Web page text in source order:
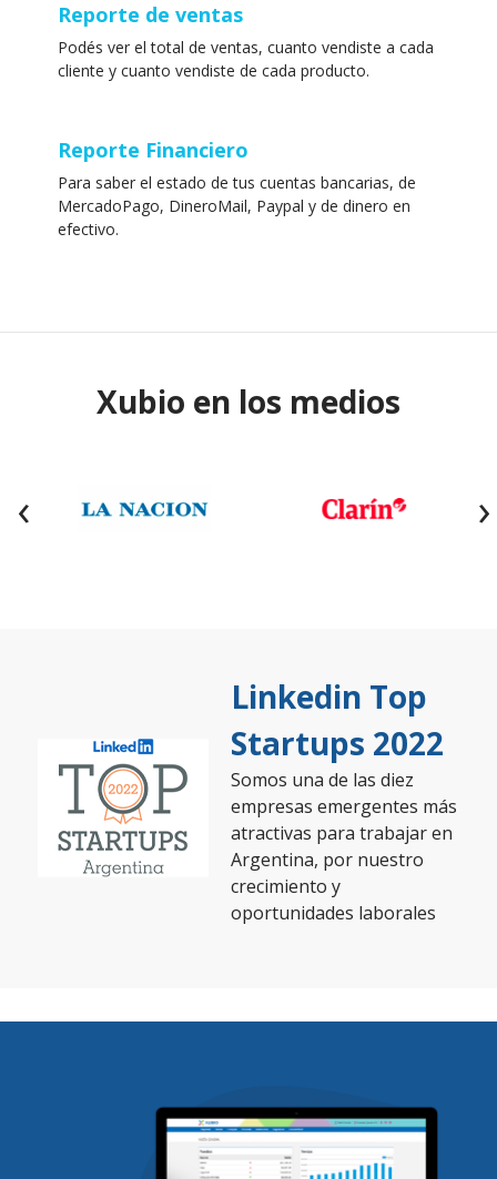
Reporte de ventas
Podés ver el total de ventas, cuanto vendiste a cada
cliente y cuanto vendiste de cada producto.
Reporte Financiero
Para saber el estado de tus cuentas bancarias, de
MercadoPago, DineroMail, Paypal y de dinero en
efectivo.
Xubio en los medios
‹ ›
Linkedin Top
Startups 2022
Somos una de las diez
empresas emergentes más
atractivas para trabajar en
Argentina, por nuestro
crecimiento y
oportunidades laborales